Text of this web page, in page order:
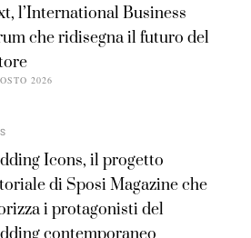
l’International Business
che ridisegna il futuro del
2026
Icons, il progetto
di Sposi Magazine che
i protagonisti del